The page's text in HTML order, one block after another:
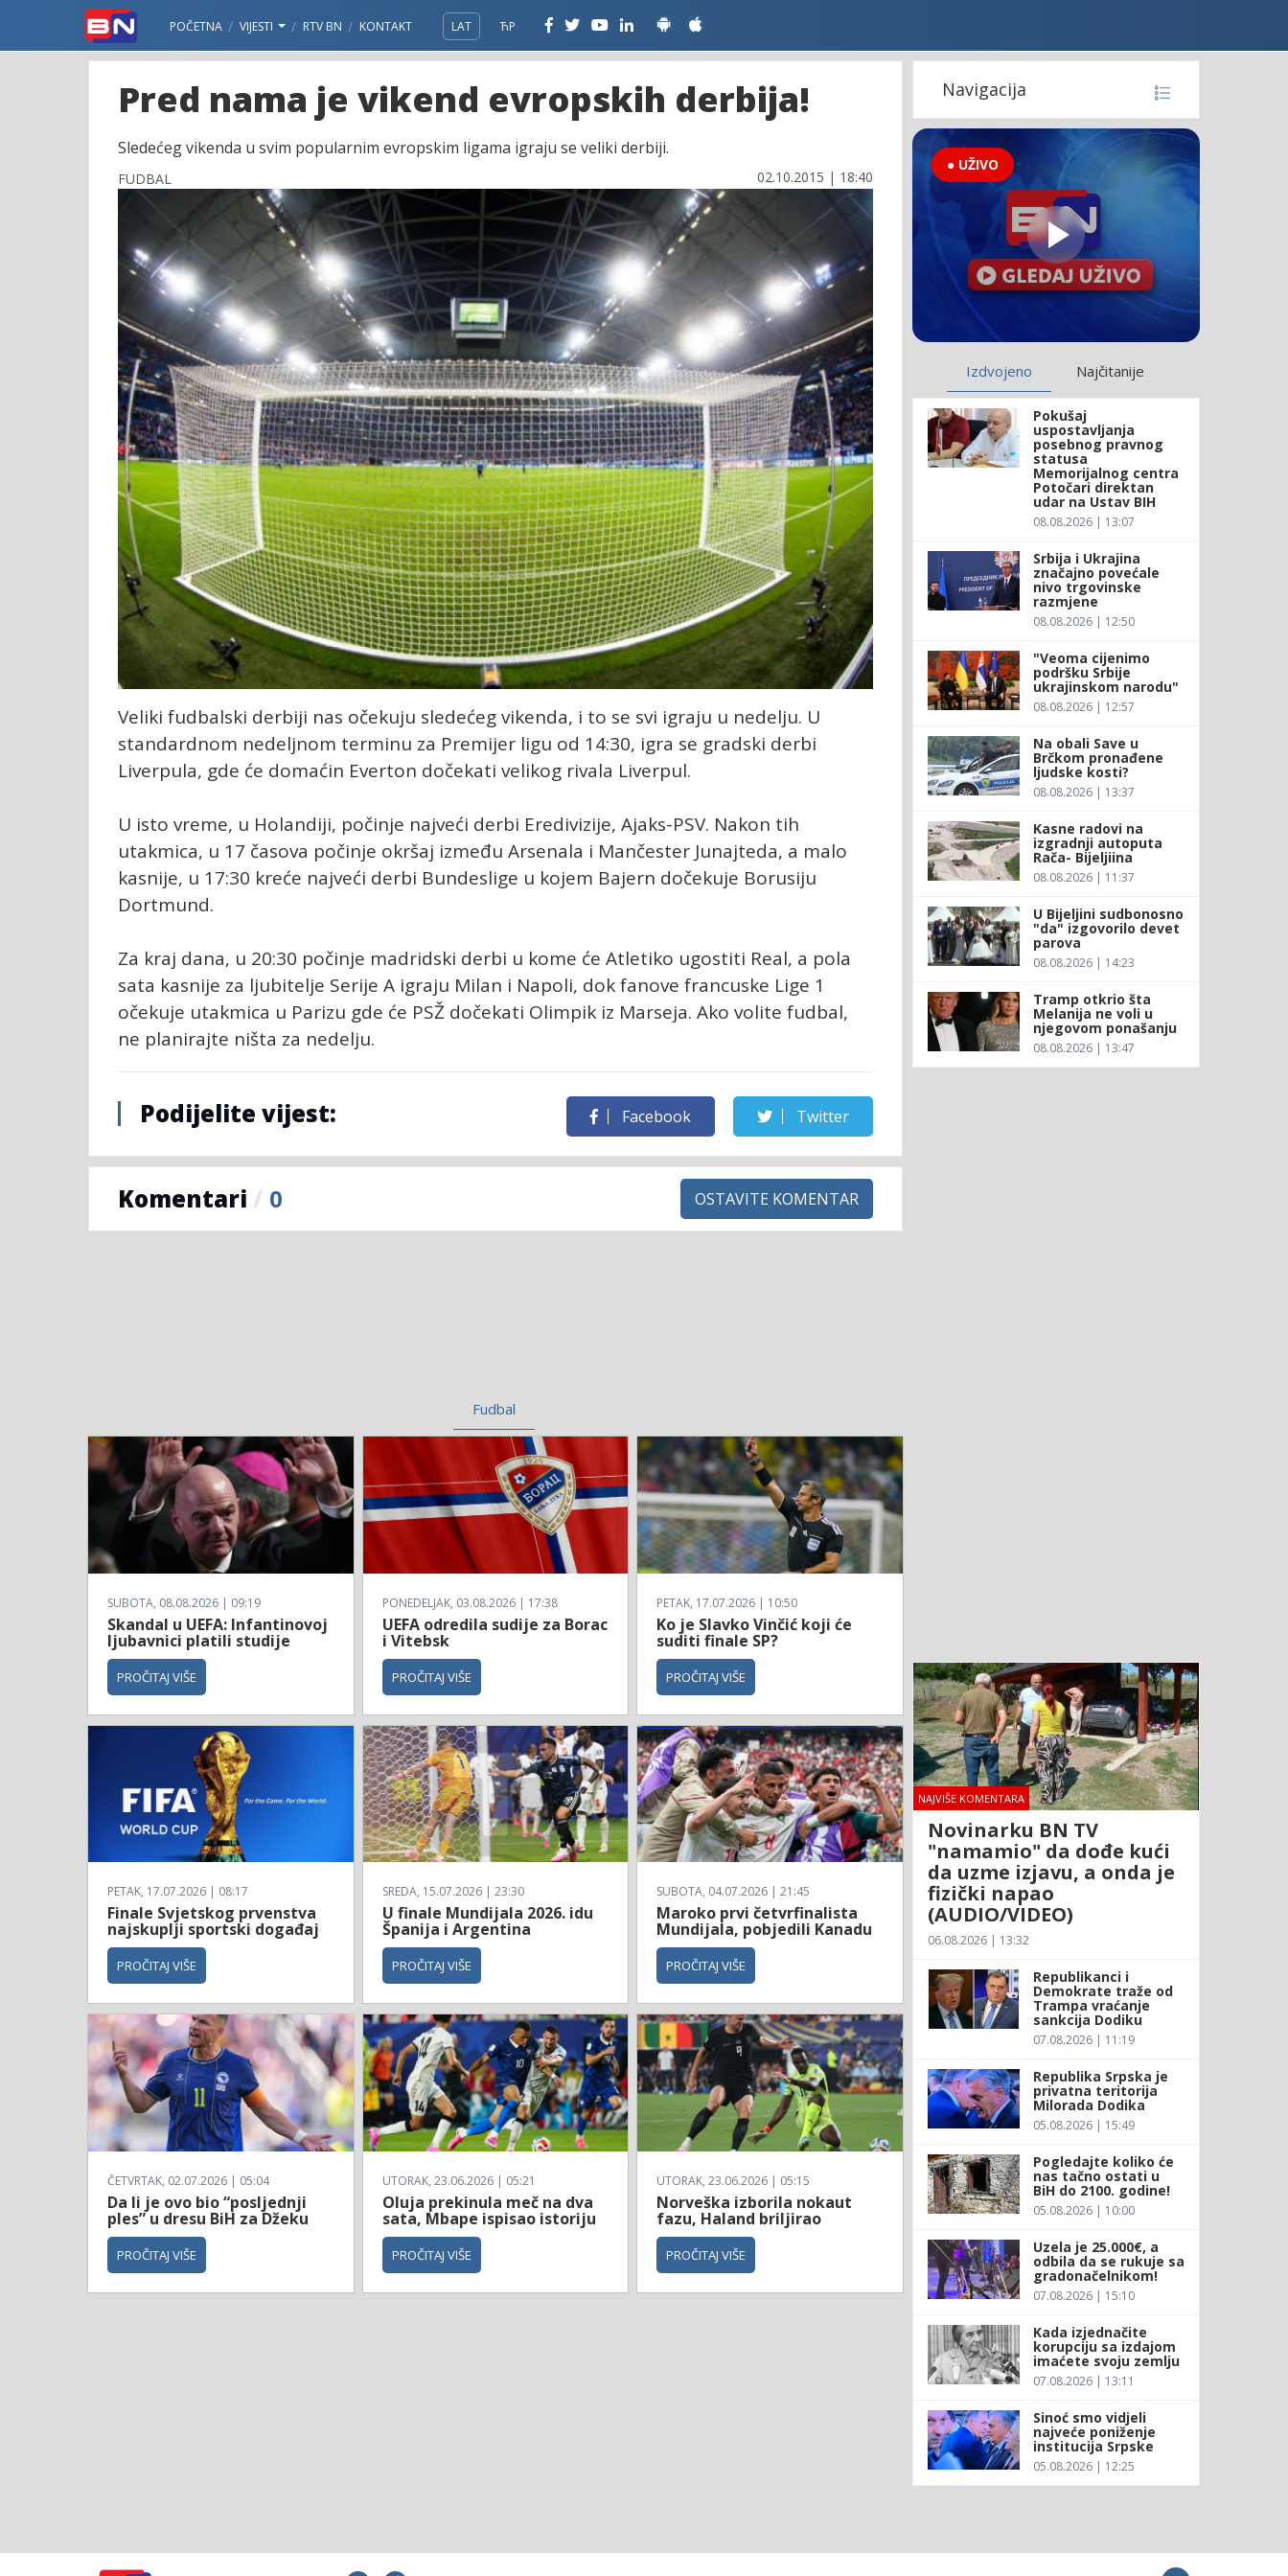
POČETNA VIJESTI RTV BN KONTAKT LAT ЋР
Pred nama je vikend evropskih derbija!
Sledećeg vikenda u svim popularnim evropskim ligama igraju se veliki derbiji.
FUDBAL 02.10.2015 | 18:40
Veliki fudbalski derbiji nas očekuju sledećeg vikenda, i to se svi igraju u nedelju. U
standardnom nedeljnom terminu za Premijer ligu od 14:30, igra se gradski derbi
Liverpula, gde će domaćin Everton dočekati velikog rivala Liverpul.
U isto vreme, u Holandiji, počinje najveći derbi Eredivizije, Ajaks-PSV. Nakon tih
utakmica, u 17 časova počinje okršaj između Arsenala i Mančester Junajteda, a malo
kasnije, u 17:30 kreće najveći derbi Bundeslige u kojem Bajern dočekuje Borusiju
Dortmund.
Za kraj dana, u 20:30 počinje madridski derbi u kome će Atletiko ugostiti Real, a pola
sata kasnije za ljubitelje Serije A igraju Milan i Napoli, dok fanove francuske Lige 1
očekuje utakmica u Parizu gde će PSŽ dočekati Olimpik iz Marseja. Ako volite fudbal,
ne planirajte ništa za nedelju.
Podijelite vijest: Facebook Twitter
Komentari / 0 OSTAVITE KOMENTAR
Fudbal
SUBOTA, 08.08.2026 | 09:19
Skandal u UEFA: Infantinovoj
ljubavnici platili studije
PROČITAJ VIŠE
PONEDELJAK, 03.08.2026 | 17:38
UEFA odredila sudije za Borac
i Vitebsk
PROČITAJ VIŠE
PETAK, 17.07.2026 | 10:50
Ko je Slavko Vinčić koji će
suditi finale SP?
PROČITAJ VIŠE
PETAK, 17.07.2026 | 08:17
Finale Svjetskog prvenstva
najskuplji sportski događaj
PROČITAJ VIŠE
SREDA, 15.07.2026 | 23:30
U finale Mundijala 2026. idu
Španija i Argentina
PROČITAJ VIŠE
SUBOTA, 04.07.2026 | 21:45
Maroko prvi četvrfinalista
Mundijala, pobjedili Kanadu
PROČITAJ VIŠE
ČETVRTAK, 02.07.2026 | 05:04
Da li je ovo bio “posljednji
ples” u dresu BiH za Džeku
PROČITAJ VIŠE
UTORAK, 23.06.2026 | 05:21
Oluja prekinula meč na dva
sata, Mbape ispisao istoriju
PROČITAJ VIŠE
UTORAK, 23.06.2026 | 05:15
Norveška izborila nokaut
fazu, Haland briljirao
PROČITAJ VIŠE
Navigacija
● UŽIVO
Izdvojeno Najčitanije
Pokušaj
uspostavljanja
posebnog pravnog
statusa
Memorijalnog centra
Potočari direktan
udar na Ustav BIH
08.08.2026 | 13:07
Srbija i Ukrajina
značajno povećale
nivo trgovinske
razmjene
08.08.2026 | 12:50
"Veoma cijenimo
podršku Srbije
ukrajinskom narodu"
08.08.2026 | 12:57
Na obali Save u
Brčkom pronađene
ljudske kosti?
08.08.2026 | 13:37
Kasne radovi na
izgradnji autoputa
Rača- Bijeljiina
08.08.2026 | 11:37
U Bijeljini sudbonosno
"da" izgovorilo devet
parova
08.08.2026 | 14:23
Tramp otkrio šta
Melanija ne voli u
njegovom ponašanju
08.08.2026 | 13:47
NAJVIŠE KOMENTARA
Novinarku BN TV
"namamio" da dođe kući
da uzme izjavu, a onda je
fizički napao
(AUDIO/VIDEO)
06.08.2026 | 13:32
Republikanci i
Demokrate traže od
Trampa vraćanje
sankcija Dodiku
07.08.2026 | 11:19
Republika Srpska je
privatna teritorija
Milorada Dodika
05.08.2026 | 15:49
Pogledajte koliko će
nas tačno ostati u
BiH do 2100. godine!
05.08.2026 | 10:00
Uzela je 25.000€, a
odbila da se rukuje sa
gradonačelnikom!
07.08.2026 | 15:10
Kada izjednačite
korupciju sa izdajom
imaćete svoju zemlju
07.08.2026 | 13:11
Sinoć smo vidjeli
najveće poniženje
institucija Srpske
05.08.2026 | 12:25